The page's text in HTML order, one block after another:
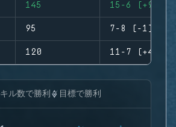
145 15-6 (+9)
95 7-8 (-1)
120 11-7 (+4)
キル数で勝利 目標で勝利